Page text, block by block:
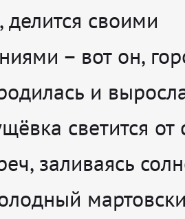
делится своими
– вот он,
и
светится от
заливаясь